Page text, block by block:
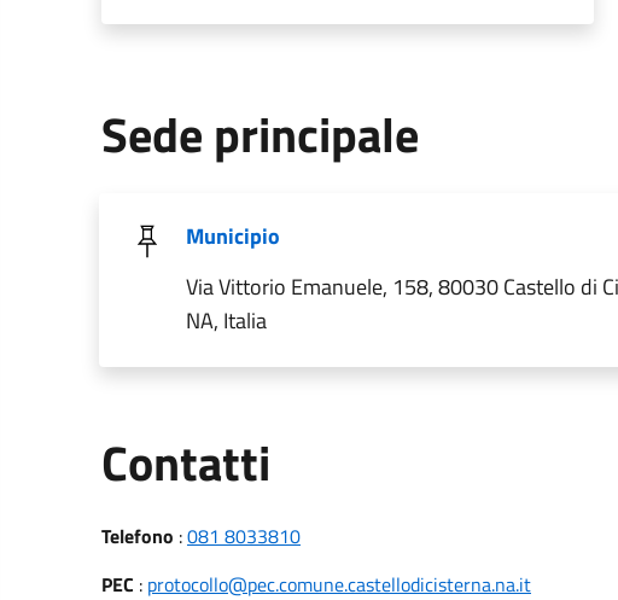
Sede principale
Municipio
Via Vittorio Emanuele, 158, 80030 Castello di
NA, Italia
Contatti
Telefono :081 8033810
PEC : protocollo@pec.comune.castellodicisterna.na.it